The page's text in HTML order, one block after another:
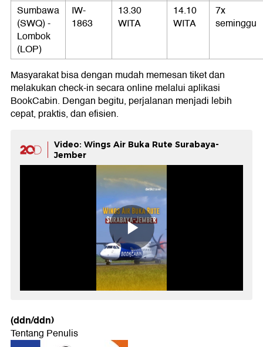
Sumbawa
(SWQ) -
Lombok
(LOP)
IW-
1863
13.30
WITA
14.10
WITA
7x
seminggu
Masyarakat bisa dengan mudah memesan tiket dan
melakukan check-in secara online melalui aplikasi
BookCabin. Dengan begitu, perjalanan menjadi lebih
cepat, praktis, dan efisien.
Video: Wings Air Buka Rute Surabaya-
Jember
(ddn/ddn)